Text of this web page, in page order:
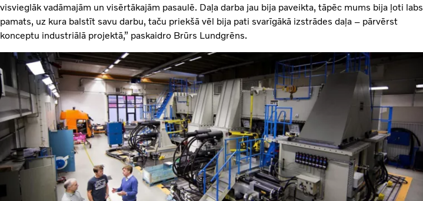
visvieglāk vadāmajām un visērtākajām pasaulē. Daļa darba jau bija paveikta, tāpēc mums bija ļoti labs
pamats, uz kura balstīt savu darbu, taču priekšā vēl bija pati svarīgākā izstrādes daļa – pārvērst
konceptu industriālā projektā,” paskaidro Brūrs Lundgrēns.